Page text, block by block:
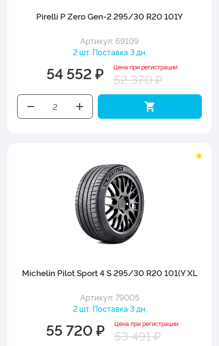
Pirelli P Zero Gen-2 295/30 R20 101Y
Артикул: 69109
2 шт. Поставка 3 дн.
54 552 ₽ Цена при регистрации
52 370 ₽
Michelin Pilot Sport 4 S 295/30 R20 101(Y XL
Артикул: 79005
2 шт. Поставка 3 дн.
55 720 ₽ Цена при регистрации
53 491 ₽